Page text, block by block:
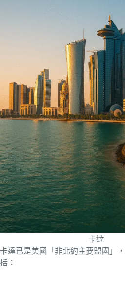
卡達
卡達已是美國「非北約主要盟國」
括：